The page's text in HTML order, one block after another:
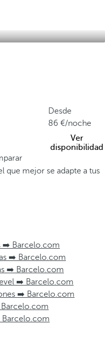
Desde
86
/noche
Ver
disponibilidad
que mejor se adapte a tus
➡️ Barcelo.com
➡️ Barcelo.com
➡️ Barcelo.com
➡️ Barcelo.com
➡️ Barcelo.com
Barcelo.com